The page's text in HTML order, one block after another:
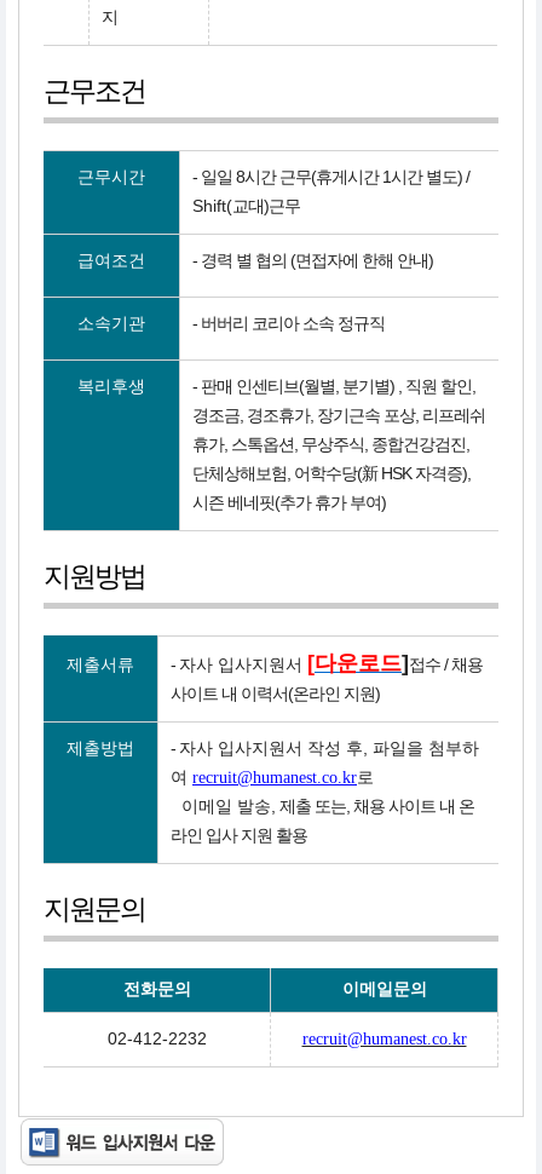
지
근무조건
근무시간
- 일일 8시간 근무(휴게시간 1시간 별도) /
Shift(교대)근무
급여조건 - 경력 별 협의 (면접자에 한해 안내)
소속기관 - 버버리 코리아 소속 정규직
복리후생
- 판매 인센티브(월별, 분기별) , 직원 할인,
경조금, 경조휴가, 장기근속 포상, 리프레쉬
휴가, 스톡옵션, 무상주식, 종합건강검진,
단체상해보험, 어학수당(新 HSK 자격증),
시즌 베네핏(추가 휴가 부여)
지원방법
제출서류 - 자사 입사지원서 [다운로드] 접수 / 채용
사이트 내 이력서(온라인 지원)
제출방법 - 자사 입사지원서 작성 후, 파일을 첨부하
여 recruit@humanest.co.kr로
이메일 발송, 제출 또는, 채용 사이트 내 온
라인 입사 지원 활용
지원문의
전화문의 이메일문의
02-412-2232 recruit@humanest.co.kr